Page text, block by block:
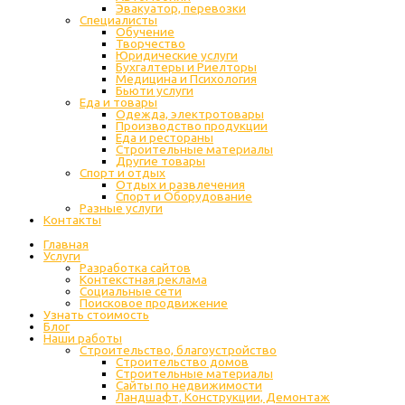
Эвакуатор, перевозки
Специалисты
Обучение
Творчество
Юридические услуги
Бухгалтеры и Риелторы
Медицина и Психология
Бьюти услуги
Еда и товары
Одежда, электротовары
Производство продукции
Еда и рестораны
Строительные материалы
Другие товары
Спорт и отдых
Отдых и развлечения
Спорт и Оборудование
Разные услуги
Контакты
Главная
Услуги
Разработка сайтов
Контекстная реклама
Социальные сети
Поисковое продвижение
Узнать стоимость
Блог
Наши работы
Строительство, благоустройство
Строительство домов
Строительные материалы
Сайты по недвижимости
Ландшафт, Конструкции, Демонтаж